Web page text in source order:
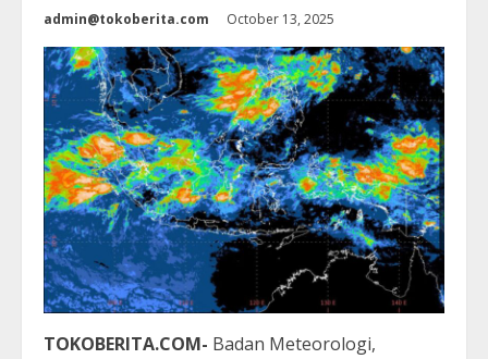
admin@tokoberita.com October 13, 2025
TOKOBERITA.COM- Badan Meteorologi,